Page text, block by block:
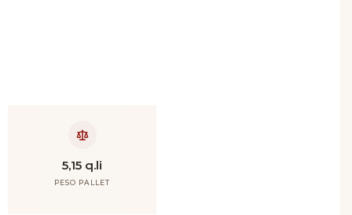
5,15 q.li
PESO PALLET